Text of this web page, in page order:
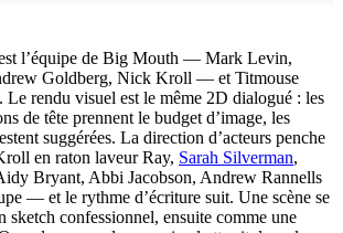
l’équipe de Big Mouth — Mark Levin,
Goldberg, Nick Kroll — et Titmouse
Le rendu visuel est le même 2D dialogué : les
de tête prennent le budget d’image, les
suggérées. La direction d’acteurs penche
en raton laveur Ray, Sarah Silverman,
Bryant, Abbi Jacobson, Andrew Rannells
— et le rythme d’écriture suit. Une scène se
sketch confessionnel, ensuite comme une